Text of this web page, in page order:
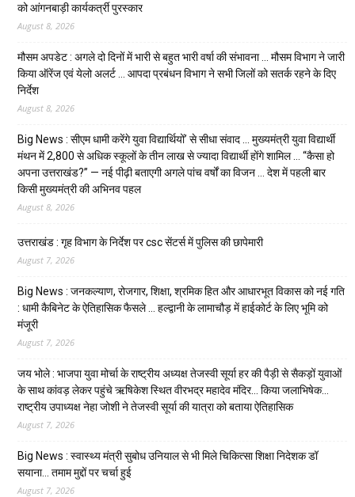
को आंगनबाड़ी कार्यकर्त्री पुरस्कार
August 8, 2026
मौसम अपडेट : अगले दो दिनों में भारी से बहुत भारी वर्षा की संभावना … मौसम विभाग ने जारी
किया ऑरेंज एवं येलो अलर्ट … आपदा प्रबंधन विभाग ने सभी जिलों को सतर्क रहने के दिए
निर्देश
August 8, 2026
Big News : सीएम धामी करेंगे युवा विद्यार्थियों’ से सीधा संवाद … मुख्यमंत्री युवा विद्यार्थी
मंथन में 2,800 से अधिक स्कूलों के तीन लाख से ज्यादा विद्यार्थी होंगे शामिल … “कैसा हो
अपना उत्तराखंड?” — नई पीढ़ी बताएगी अगले पांच वर्षों का विजन … देश में पहली बार
किसी मुख्यमंत्री की अभिनव पहल
August 8, 2026
उत्तराखंड : गृह विभाग के निर्देश पर csc सेंटर्स में पुलिस की छापेमारी
August 7, 2026
Big News : जनकल्याण, रोजगार, शिक्षा, श्रमिक हित और आधारभूत विकास को नई गति
: धामी कैबिनेट के ऐतिहासिक फैसले … हल्द्वानी के लामाचौड़ में हाईकोर्ट के लिए भूमि को
मंजूरी
August 7, 2026
जय भोले : भाजपा युवा मोर्चा के राष्ट्रीय अध्यक्ष तेजस्वी सूर्या हर की पैड़ी से सैकड़ों युवाओं
के साथ कांवड़ लेकर पहुंचे ऋषिकेश स्थित वीरभद्र महादेव मंदिर… किया जलाभिषेक…
राष्ट्रीय उपाध्यक्ष नेहा जोशी ने तेजस्वी सूर्या की यात्रा को बताया ऐतिहासिक
August 7, 2026
Big News : स्वास्थ्य मंत्री सुबोध उनियाल से भी मिले चिकित्सा शिक्षा निदेशक डॉ
सयाना… तमाम मुद्दों पर चर्चा हुई
August 7, 2026